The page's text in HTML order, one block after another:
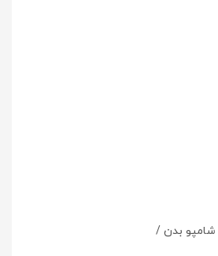
شامپو بدن /